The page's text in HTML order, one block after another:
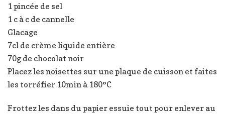
1 pincée de sel
1 c à c de cannelle
Glacage
7cl de crème liquide entière
70g de chocolat noir
Placez les noisettes sur une plaque de cuisson et faites
les torréfier 10min à 180°C
Frottez les dans du papier essuie tout pour enlever au